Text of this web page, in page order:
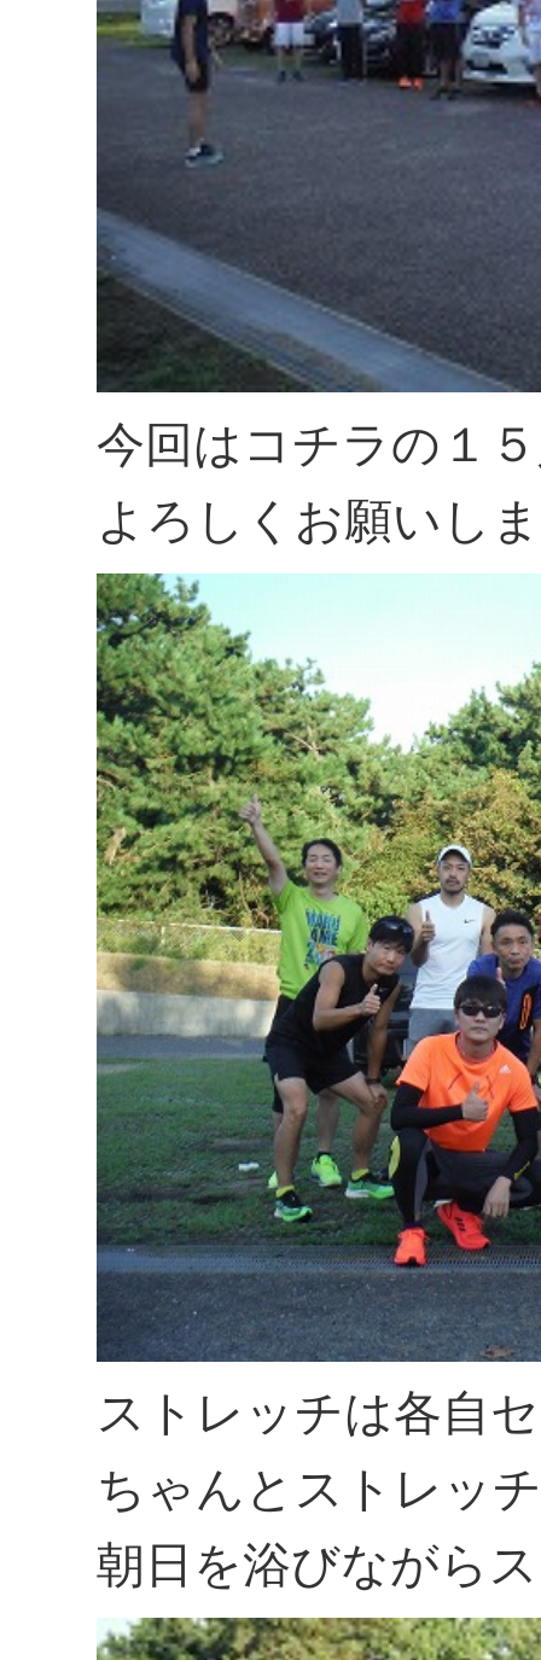
今回はコチラの１
よろしくお願いし
ストレッチは各自
ちゃんとストレッ
朝日を浴びながら